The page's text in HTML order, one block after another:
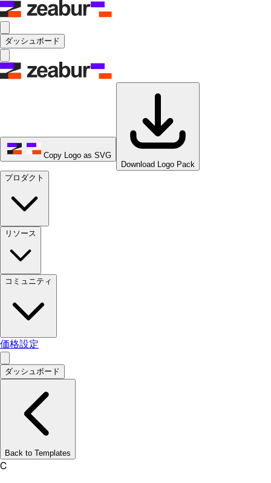
ダッシュボード
Copy Logo as SVG
Download Logo Pack
プロダクト
リソース
コミュニティ
価格設定
ダッシュボード
Back to Templates
C